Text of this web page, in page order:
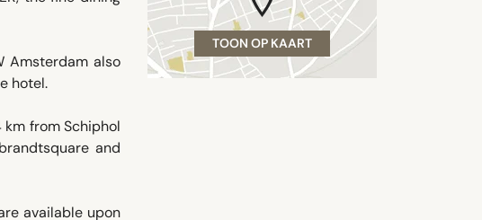
TOON OP KAART
Amsterdam also
hotel.
km from Schiphol
and
available upon